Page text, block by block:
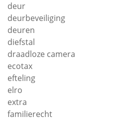
deur
deurbeveiliging
deuren
diefstal
draadloze camera
ecotax
efteling
elro
extra
familierecht